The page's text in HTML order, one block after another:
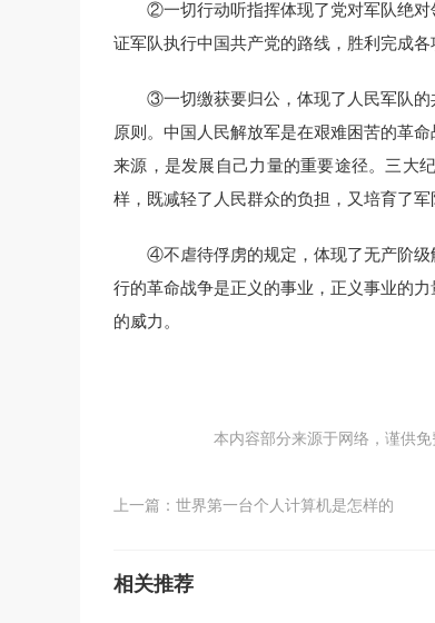
②一切行动听指挥体现了党对军队绝对
证军队执行中国共产党的路线，胜利完成各
③一切缴获要归公，体现了人民军队的
原则。中国人民解放军是在艰难困苦的革
来源，是发展自己力量的重要途径。三大
样，既减轻了人民群众的负担，又培育了军
④不虐待俘虏的规定，体现了无产阶
行的革命战争是正义的事业，正义事业的
的威力。
本内容部分来源于网络，谨供
上一篇： 世界第一台个人计算机是怎样的
相关推荐